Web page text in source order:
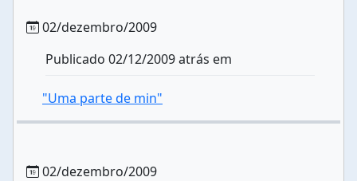
02/dezembro/2009
Publicado 02/12/2009 atrás em
"Uma parte de min"
02/dezembro/2009